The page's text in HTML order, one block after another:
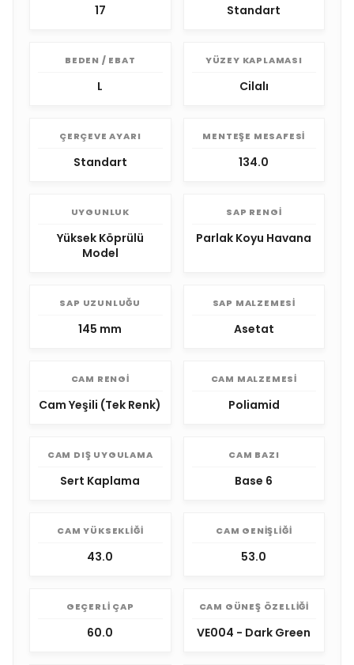
17 Standart
BEDEN / EBAT
L
YÜZEY KAPLAMASI
Cilalı
ÇERÇEVE AYARI
Standart
MENTEŞE MESAFESI
134.0
UYGUNLUK
Yüksek Köprülü
Model
SAP RENGI
Parlak Koyu Havana
SAP UZUNLUĞU
145 mm
SAP MALZEMESI
Asetat
CAM RENGI
Cam Yeşili (Tek Renk)
CAM MALZEMESI
Poliamid
CAM DIŞ UYGULAMA
Sert Kaplama
CAM BAZI
Base 6
CAM YÜKSEKLIĞI
43.0
CAM GENIŞLIĞI
53.0
GEÇERLI ÇAP
60.0
CAM GÜNEŞ ÖZELLIĞI
VE004 - Dark Green